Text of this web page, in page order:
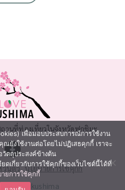
ถานที่ท่องเที่ยวในจังหวัดฟุกุชิมะ
วนตัว นโยบายการใช้คุกกี้
Love Fukushima
เพื่อมอบประสบการณ์การใช้งาน
ยังใช้งานต่อโดยไม่ปฏิเสธคุกกี้ เราจะ
วัตถุประสงค์ข้างต้น
ดเกี่ยวกับการใช้คุกกี้ของเว็บไซต์นี้ได้ที่
ยการใช้คุกกี้